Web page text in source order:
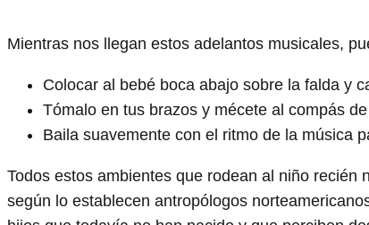
Mientras nos llegan estos adelantos musicales,
Colocar al bebé boca abajo sobre la falda y
Tómalo en tus brazos y mécete al compás
Baila suavemente con el ritmo de la música
Todos estos ambientes que rodean al niño
según lo establecen antropólogos